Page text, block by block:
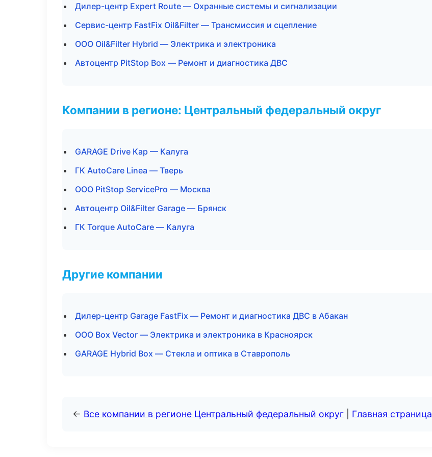
Дилер-центр Expert Route — Охранные системы и сигнализации
Сервис-центр FastFix Oil&Filter — Трансмиссия и сцепление
ООО Oil&Filter Hybrid — Электрика и электроника
Автоцентр PitStop Box — Ремонт и диагностика ДВС
Компании в регионе: Центральный федеральный округ
GARAGE Drive Кар — Калуга
ГК AutoCare Linea — Тверь
ООО PitStop ServicePro — Москва
Автоцентр Oil&Filter Garage — Брянск
ГК Torque AutoCare — Калуга
Другие компании
Дилер-центр Garage FastFix — Ремонт и диагностика ДВС в Абакан
ООО Box Vector — Электрика и электроника в Красноярск
GARAGE Hybrid Box — Стекла и оптика в Ставрополь
← Все компании в регионе Центральный федеральный округ Главная страница